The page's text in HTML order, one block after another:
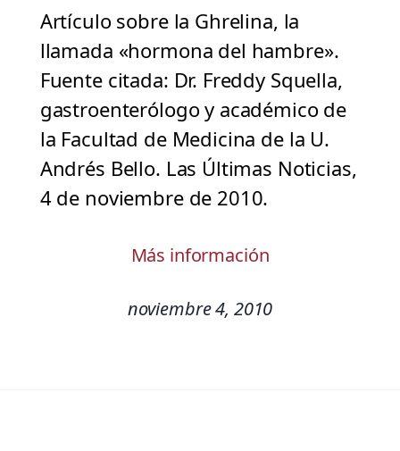
Artículo sobre la Ghrelina, la
llamada «hormona del hambre».
Fuente citada: Dr. Freddy Squella,
gastroenterólogo y académico de
la Facultad de Medicina de la U.
Andrés Bello. Las Últimas Noticias,
4 de noviembre de 2010.
Más información
noviembre 4, 2010